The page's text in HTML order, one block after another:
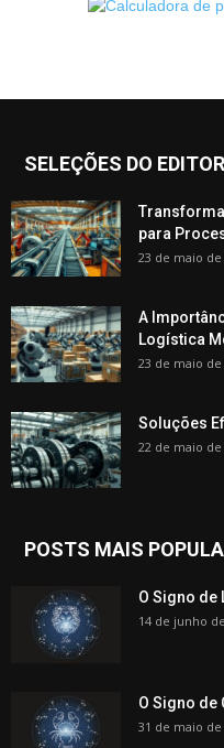
SELEÇÕES DO EDITOR
para
23 de maio de
A
Logística
23 de maio de
Soluções
22 de maio de
POSTS MAIS
O Signo de
14 de junho
O Signo de
31 de maio de